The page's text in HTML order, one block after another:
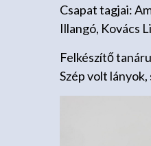
Csapat tagjai:
Illangó, Kovács
Felkészítő
Szép volt